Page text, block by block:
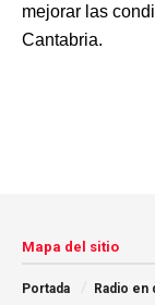
mejorar las
Cantabria.
Mapa del sitio
Portada Radio en